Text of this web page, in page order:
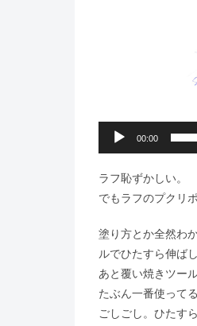
00:00
ラフ恥ずかしい。
でもラフのプクリ
塗り方とか全然わ
ルでひたすら伸ば
あと覆い焼きツー
たぶん一番使って
ごしごし。ひたす